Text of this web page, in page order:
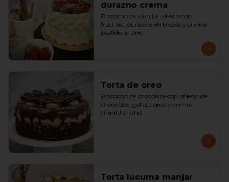
durazno crema
Bizcocho de vainilla relleno con
frutillas , durazno en trozos y crema
pastelera. Und.
Torta de oreo
Bizcocho de chocolate con relleno de
chocolate, galleta oreo y crema
chantilly. Und.
Torta lúcuma manjar